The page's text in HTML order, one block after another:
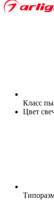
Класс
Цвет